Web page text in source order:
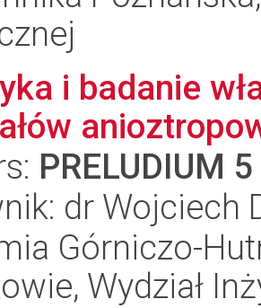
i badanie
PRELUDIUM 5
dr Wojciech
Górniczo-
Wydział